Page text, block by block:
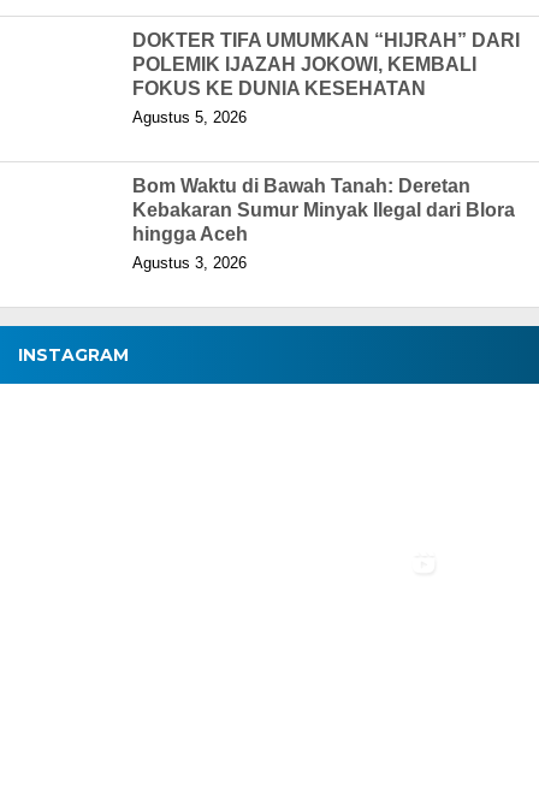
DOKTER TIFA UMUMKAN “HIJRAH” DARI
POLEMIK IJAZAH JOKOWI, KEMBALI
FOKUS KE DUNIA KESEHATAN
Agustus 5, 2026
Bom Waktu di Bawah Tanah: Deretan
Kebakaran Sumur Minyak Ilegal dari Blora
hingga Aceh
Agustus 3, 2026
INSTAGRAM